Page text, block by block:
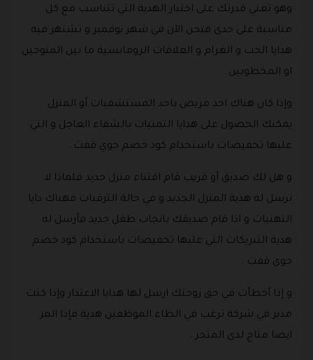
وهو تعني قدرتك على اختيار الهدية التي تتناسب مع كل
مناسبة على حدى فنحن الآن في شهر نوفمبر و تشتهر فيه
هدايا الحب و الغرام و العلاقات الرومانسية ما بين المتوجين
او المخطوبين .
وإذا كان هناك احد مريض باحد المستشفيات أو المنزل
يمكنك الحصول على هدايا التمنيات بالشفاء العاجل و التي
عليها تخفيضات باستخدام كود خصم جوي قفت .
و هل لك صديق أو قريب قام اقتناء منزل جديد فلماذا لا
ترسل له هدية المنزل الجديد و في حالة الترقيات فهناك دايا
التهنيات و اذا قام صديقك بانجاب طفل جديد فأرسل له
هدية التبريكات التي عليها تخفيضات باستخدام كود خصم
جوي قفت .
و إذا أخطأت في حق زوجتك ارسل لها هدايا الاعتذار وإذا كنت
مدير في شركة ترغب في الطاء الموظفين هدية فإذا المر
ايضا متاح لدى المتجر .